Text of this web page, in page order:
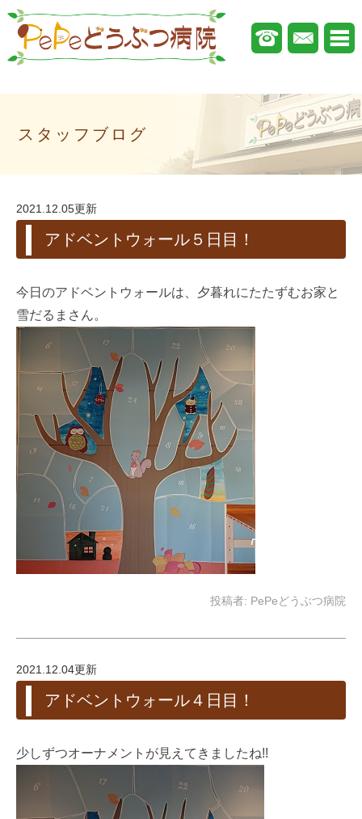
スタッフブログ
2021.12.05更新
アドベントウォール５日目！
今日のアドベントウォールは、夕暮れにたたずむお家と
雪だるまさん。
投稿者: PePeどうぶつ病院
2021.12.04更新
アドベントウォール４日目！
少しずつオーナメントが見えてきましたね!!